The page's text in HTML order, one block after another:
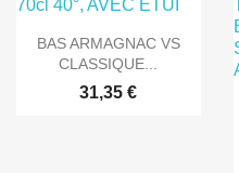
 Aperçu rapide
BAS ARMAGNAC VS
CLASSIQUE...
31,35 €